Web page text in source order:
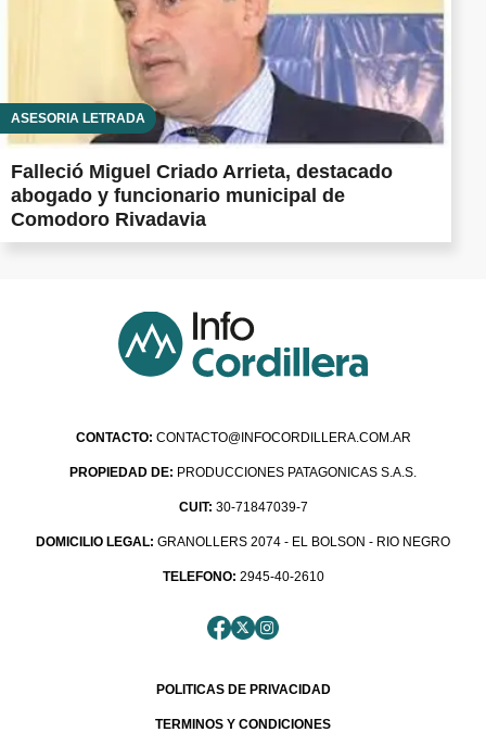
ASESORÍA LETRADA
Falleció Miguel Criado Arrieta, destacado
abogado y funcionario municipal de
Comodoro Rivadavia
CONTACTO: CONTACTO@INFOCORDILLERA.COM.AR
PROPIEDAD DE: PRODUCCIONES PATAGONICAS S.A.S.
CUIT: 30-71847039-7
DOMICILIO LEGAL: GRANOLLERS 2074 - EL BOLSON - RIO NEGRO
TELEFONO: 2945-40-2610
POLITICAS DE PRIVACIDAD
TERMINOS Y CONDICIONES